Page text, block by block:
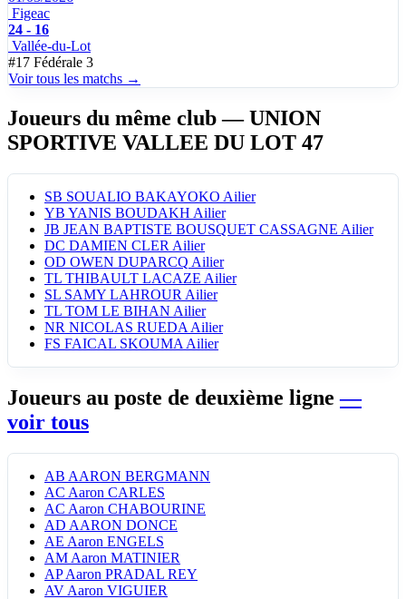
Figeac
24 - 16
Vallée-du-Lot
#17 Fédérale 3
Voir tous les matchs →
Joueurs du même club— UNION
SPORTIVE VALLEE DU LOT 47
SB SOUALIO BAKAYOKO Ailier
YB YANIS BOUDAKH Ailier
JB JEAN BAPTISTE BOUSQUET CASSAGNE Ailier
DC DAMIEN CLER Ailier
OD OWEN DUPARCQ Ailier
TL THIBAULT LACAZE Ailier
SL SAMY LAHROUR Ailier
TL TOM LE BIHAN Ailier
NR NICOLAS RUEDA Ailier
FS FAICAL SKOUMA Ailier
Joueurs au poste de deuxième ligne—
voir tous
AB AARON BERGMANN
AC Aaron CARLES
AC Aaron CHABOURINE
AD AARON DONCE
AE Aaron ENGELS
AM Aaron MATINIER
AP Aaron PRADAL REY
AV Aaron VIGUIER